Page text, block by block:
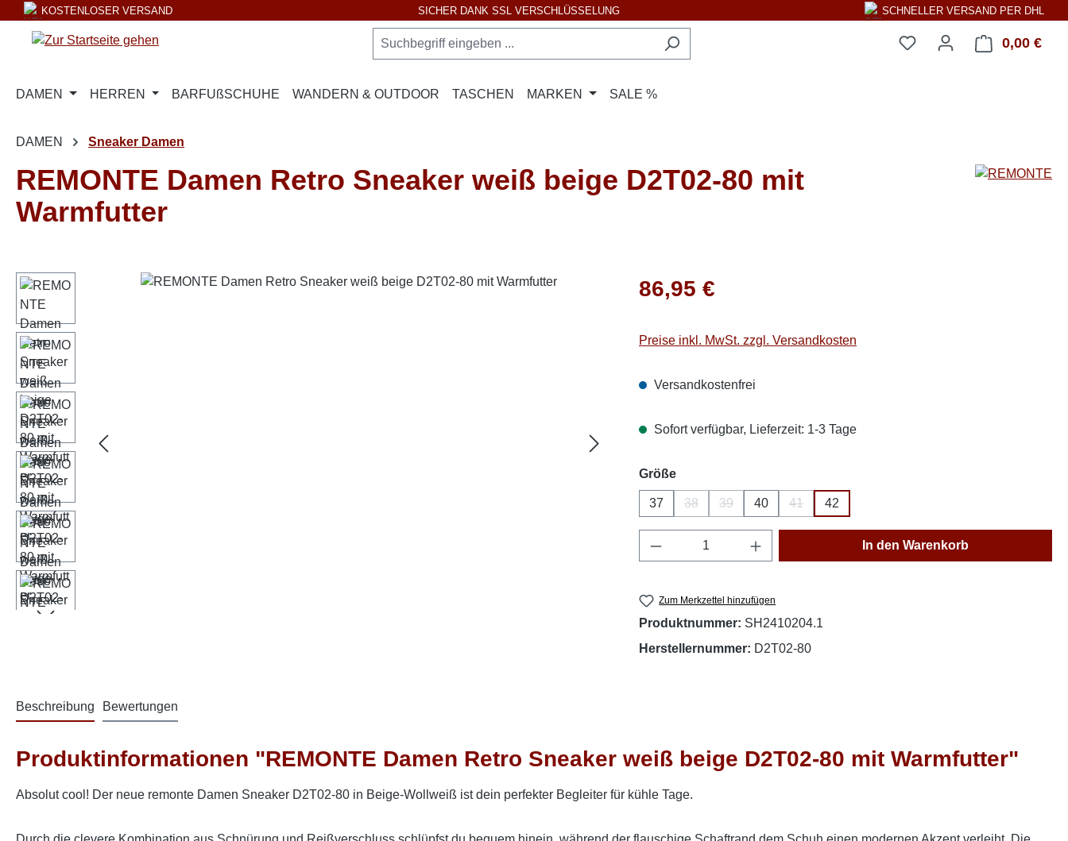
Hauptinhalt springen
Zur Suche springen
Zur Hauptnavigation springen
KOSTENLOSER VERSAND SICHER DANK SSL VERSCHLÜSSELUNG SCHNELLER VERSAND PER DHL
0,00 €
DAMEN HERREN BARFUßSCHUHE WANDERN & OUTDOOR TASCHEN MARKEN SALE %
DAMEN Sneaker Damen
REMONTE Damen Retro Sneaker weiß beige D2T02-80 mit
Warmfutter
Bildergalerie überspringen Regulärer Preis:
86,95 €
Preise inkl. MwSt. zzgl. Versandkosten
Versandkostenfrei
Sofort verfügbar, Lieferzeit: 1-3 Tage
Größeauswählen
37 38
(Diese Option ist zurzeit nicht verfügbar.)
39
(Diese Option ist zurzeit nicht verfügbar.)
40 41
(Diese Option ist zurzeit nicht verfügbar.)
42
Produkt Anzahl: Gib den gewünschten Wert ein
In den Warenkorb
Zum Merkzettel hinzufügen
Produktnummer: SH2410204.1
Herstellernummer: D2T02-80
Beschreibung Bewertungen
Produktinformationen "REMONTE Damen Retro Sneaker weiß beige D2T02-80 mit Warmfutter"
Absolut cool! Der neue remonte Damen Sneaker D2T02-80 in Beige-Wollweiß ist dein perfekter Begleiter für kühle Tage.